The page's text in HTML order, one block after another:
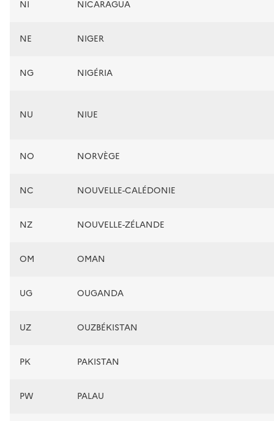
NI NICARAGUA
NE NIGER
NG NIGÉRIA
NU NIUE
NO NORVÈGE
NC NOUVELLE-CALÉDONIE
NZ NOUVELLE-ZÉLANDE
OM OMAN
UG OUGANDA
UZ OUZBÉKISTAN
PK PAKISTAN
PW PALAU